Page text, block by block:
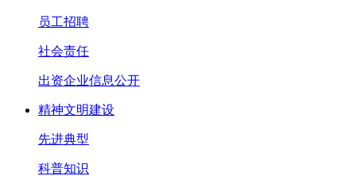
员工招聘
社会责任
出资企业信息公开
精神文明建设
先进典型
科普知识